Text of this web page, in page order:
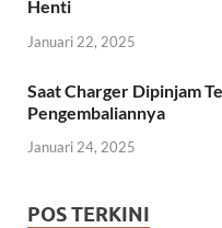
Henti
Januari 22, 2025
Saat Charger Dipinjam
Pengembaliannya
Januari 24, 2025
POS TERKINI